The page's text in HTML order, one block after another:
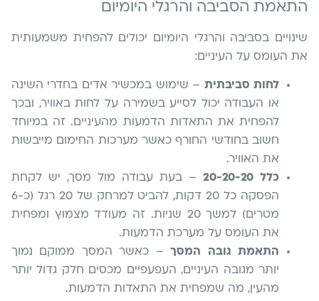
התאמת הסביבה והרגלי היומיום
שינויים בסביבה והרגלי היומיום יכולים להפחית משמעותית
את העומס על העיניים:
לחות סביבתית – שימוש במכשיר אדים בחדרי השינה
או העבודה יכול לסייע בשמירה על לחות באוויר, ובכך
להפחית את התאדות הדמעות מהעיניים. זה במיוחד
חשוב בחודשי החורף כאשר מערכות החימום מייבשות
את האוויר.
כלל 20-20-20
– בעת עבודה מול מסך, יש לקחת
הפסקה כל 20 דקות, להביט למרחק של 20 רגל (כ-6
מטרים) למשך 20 שניות. זה מעודד מצמוץ ומפחית
את העומס על מערכת הדמעות.
התאמת גובה המסך– כאשר המסך ממוקם נמוך
יותר מגובה העיניים, העפעפיים מכסים חלק גדול יותר
מהעין, מה שמפחית את התאדות הדמעות.